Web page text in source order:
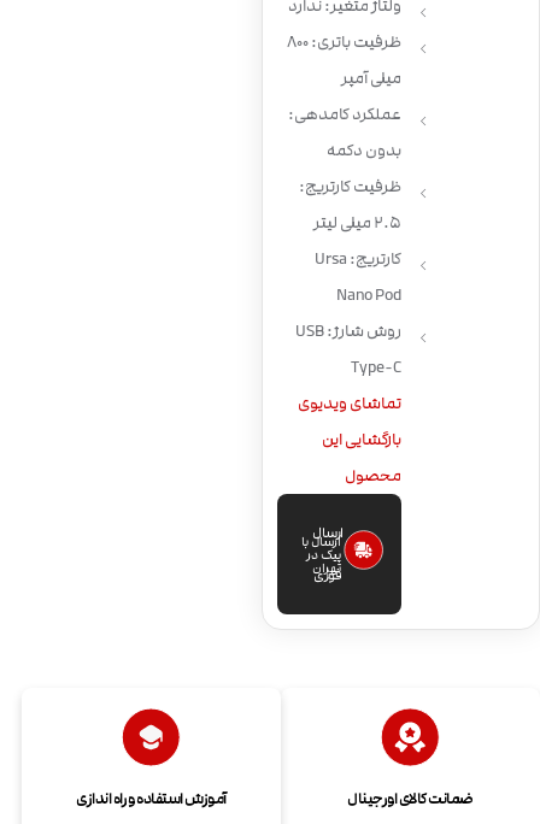
ولتاژ متغیر: ندارد
ظرفیت باتری: 800
میلی آمپر
عملکرد کامدهی:
بدون دکمه
ظرفیت کارتریج:
2.5 میلی لیتر
کارتریج: Ursa
Nano Pod
روش شارژ: USB
Type-C
تماشای ویدیوی
بازگشایی این
محصول
ارسال
فوری
ارسال با
پیک در
تهران
ضمانت کالای اورجینال آموزش استفاده و راه اندازی